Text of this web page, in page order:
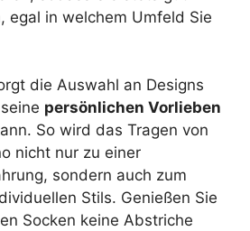
egal in welchem Umfeld Sie
die Auswahl an Designs
persönlichen Vorlieben
So wird das Tragen von
nicht nur zu einer
sondern auch zum
Stils. Genießen Sie
Socken keine Abstriche